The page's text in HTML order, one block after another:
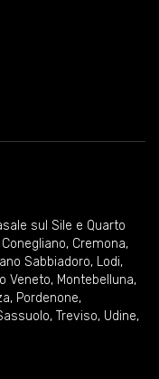
sul Sile e Quarto
Conegliano, Cremona,
Sabbiadoro, Lodi,
Veneto, Montebelluna,
, Pordenone,
, Treviso, Udine,